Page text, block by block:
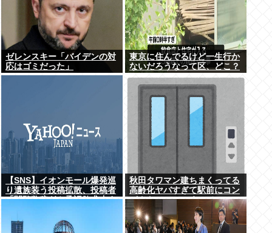
ゼレンスキー「バイデンの対
応はゴミだった」
東京に住んでるけど一生行か
ないだろうなって区、どこ？
【SNS】イオンモール爆発巡
り遺族装う投稿拡散、投稿者
「閲覧数稼ぎや承認欲求止ま
秋田タワマン建ちまくってる
高齢化ヤバすぎて駅前にコン
パクトシティつくって...